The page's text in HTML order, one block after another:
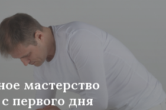
мастерство
первого дня